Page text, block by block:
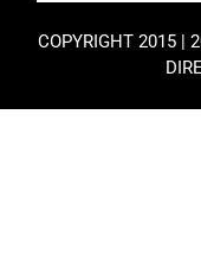
COPYRIGHT 2015 |